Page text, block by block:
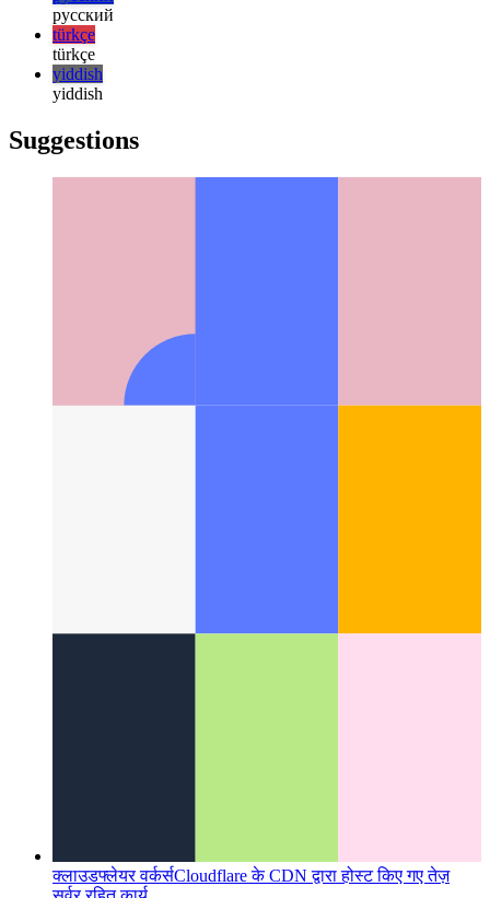
한국어
한국어
русский
русский
türkçe
yiddish
yiddish